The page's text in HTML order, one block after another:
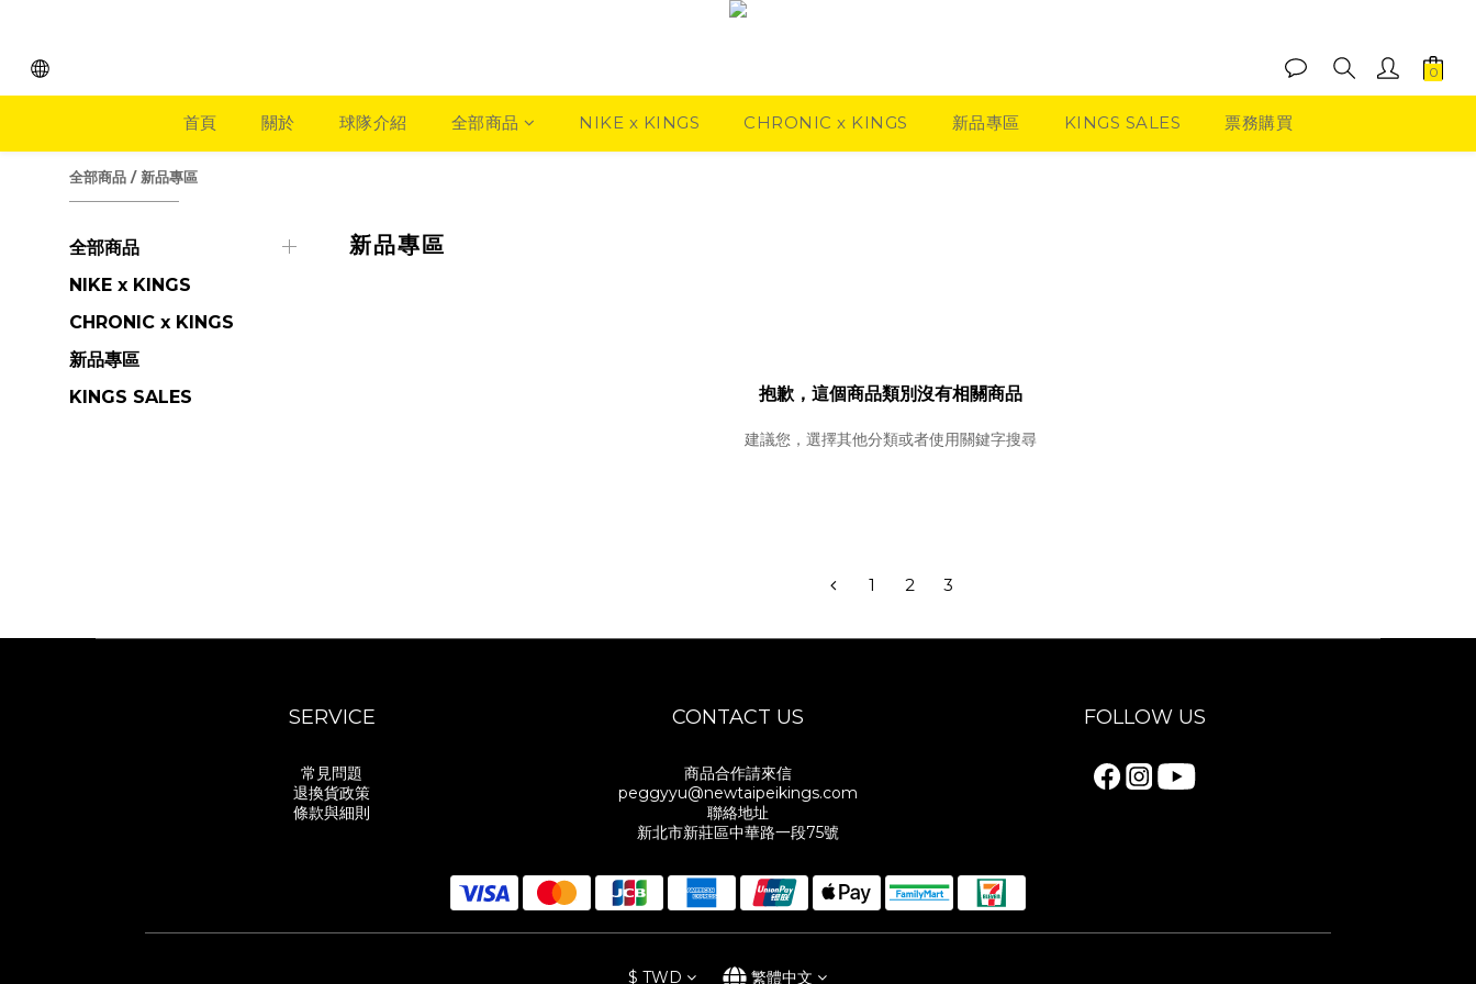
首頁 關於 球隊介紹 全部商品 NIKE x KINGS CHRONIC x KINGS 新品專區 KINGS SALES 票務購買
全部商品 / 新品專區
全部商品
NIKE x KINGS
CHRONIC x KINGS
新品專區
KINGS SALES
新品專區
抱歉，這個商品類別沒有相關商品
建議您，選擇其他分類或者使用關鍵字搜尋
1 2 3
SERVICE
常見問題
退換貨政策
條款與細則
CONTACT US
商品合作請來信
peggyyu@newtaipeikings.com
聯絡地址
新北市新莊區中華路一段75號
FOLLOW US
$ TWD 繁體中文